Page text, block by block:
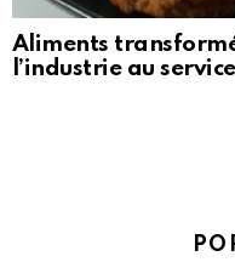
Aliments
l’industrie au